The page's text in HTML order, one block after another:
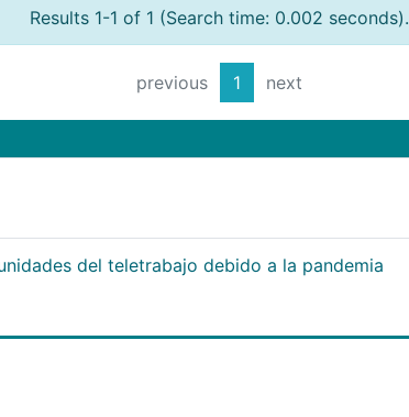
Results 1-1 of 1 (Search time: 0.002 seconds).
previous 1 next
del teletrabajo debido a la pandemia